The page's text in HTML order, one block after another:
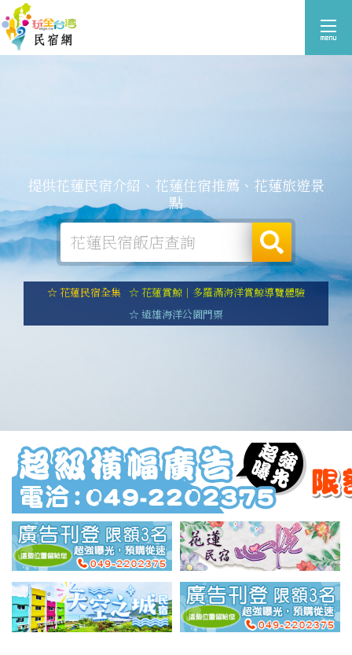
提供花蓮民宿介紹、花蓮住宿推薦、花蓮旅遊景
點
☆ 花蓮民宿全集 ☆ 花蓮賞鯨｜多羅滿海洋賞鯨導覽體驗
☆ 遠雄海洋公園門票